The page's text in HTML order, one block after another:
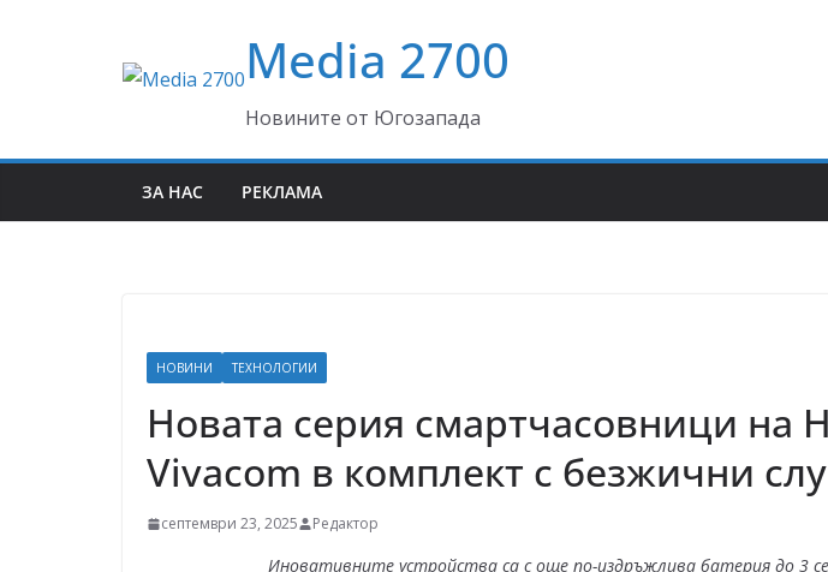
Media 2700
Новините от Югозапада
ЗА НАС РЕКЛАМА
НОВИНИ ТЕХНОЛОГИИ
Новата серия смартчасовници на
Vivacom в комплект с безжични
септември 23, 2025 Редактор
Иновативните устройства са с още по-издръжлива батерия до 3